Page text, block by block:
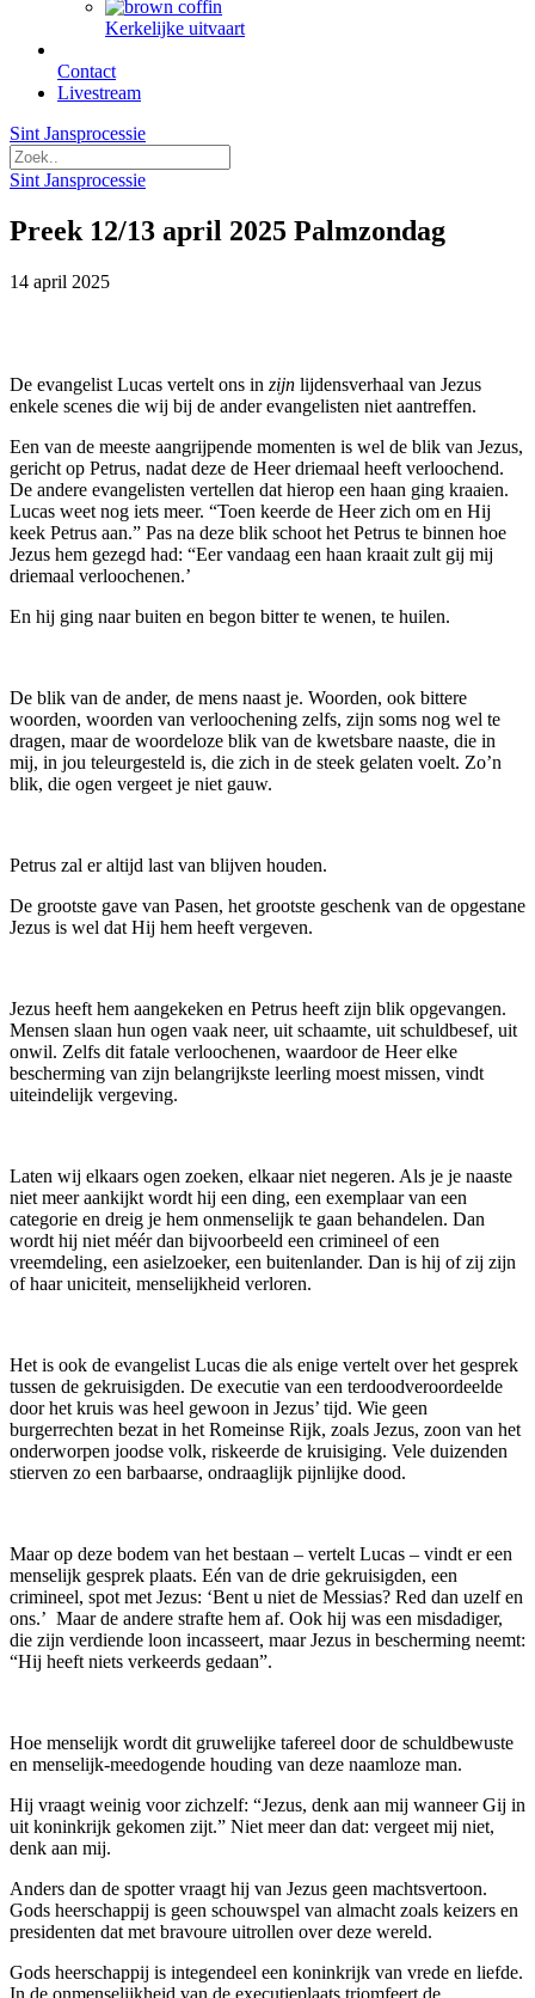
Kerkelijke uitvaart
Contact
Livestream
Sint Jansprocessie
Sint Jansprocessie
Preek 12/13 april 2025 Palmzondag
14 april 2025
De evangelist Lucas vertelt ons in zijn lijdensverhaal van Jezus
enkele scenes die wij bij de ander evangelisten niet aantreffen.
Een van de meeste aangrijpende momenten is wel de blik van Jezus,
gericht op Petrus, nadat deze de Heer driemaal heeft verloochend.
De andere evangelisten vertellen dat hierop een haan ging kraaien.
Lucas weet nog iets meer. “Toen keerde de Heer zich om en Hij
keek Petrus aan.” Pas na deze blik schoot het Petrus te binnen hoe
Jezus hem gezegd had: “Eer vandaag een haan kraait zult gij mij
driemaal verloochenen.’
En hij ging naar buiten en begon bitter te wenen, te huilen.
De blik van de ander, de mens naast je. Woorden, ook bittere
woorden, woorden van verloochening zelfs, zijn soms nog wel te
dragen, maar de woordeloze blik van de kwetsbare naaste, die in
mij, in jou teleurgesteld is, die zich in de steek gelaten voelt. Zo’n
blik, die ogen vergeet je niet gauw.
Petrus zal er altijd last van blijven houden.
De grootste gave van Pasen, het grootste geschenk van de opgestane
Jezus is wel dat Hij hem heeft vergeven.
Jezus heeft hem aangekeken en Petrus heeft zijn blik opgevangen.
Mensen slaan hun ogen vaak neer, uit schaamte, uit schuldbesef, uit
onwil. Zelfs dit fatale verloochenen, waardoor de Heer elke
bescherming van zijn belangrijkste leerling moest missen, vindt
uiteindelijk vergeving.
Laten wij elkaars ogen zoeken, elkaar niet negeren. Als je je naaste
niet meer aankijkt wordt hij een ding, een exemplaar van een
categorie en dreig je hem onmenselijk te gaan behandelen. Dan
wordt hij niet méér dan bijvoorbeeld een crimineel of een
vreemdeling, een asielzoeker, een buitenlander. Dan is hij of zij zijn
of haar uniciteit, menselijkheid verloren.
Het is ook de evangelist Lucas die als enige vertelt over het gesprek
tussen de gekruisigden. De executie van een terdoodveroordeelde
door het kruis was heel gewoon in Jezus’ tijd. Wie geen
burgerrechten bezat in het Romeinse Rijk, zoals Jezus, zoon van het
onderworpen joodse volk, riskeerde de kruisiging. Vele duizenden
stierven zo een barbaarse, ondraaglijk pijnlijke dood.
Maar op deze bodem van het bestaan – vertelt Lucas – vindt er een
menselijk gesprek plaats. Eén van de drie gekruisigden, een
crimineel, spot met Jezus: ‘Bent u niet de Messias? Red dan uzelf en
ons.’ Maar de andere strafte hem af. Ook hij was een misdadiger,
die zijn verdiende loon incasseert, maar Jezus in bescherming neemt:
“Hij heeft niets verkeerds gedaan”.
Hoe menselijk wordt dit gruwelijke tafereel door de schuldbewuste
en menselijk-meedogende houding van deze naamloze man.
Hij vraagt weinig voor zichzelf: “Jezus, denk aan mij wanneer Gij in
uit koninkrijk gekomen zijt.” Niet meer dan dat: vergeet mij niet,
denk aan mij.
Anders dan de spotter vraagt hij van Jezus geen machtsvertoon.
Gods heerschappij is geen schouwspel van almacht zoals keizers en
presidenten dat met bravoure uitrollen over deze wereld.
Gods heerschappij is integendeel een koninkrijk van vrede en liefde.
In de onmenselijkheid van de executieplaats triomfeert de